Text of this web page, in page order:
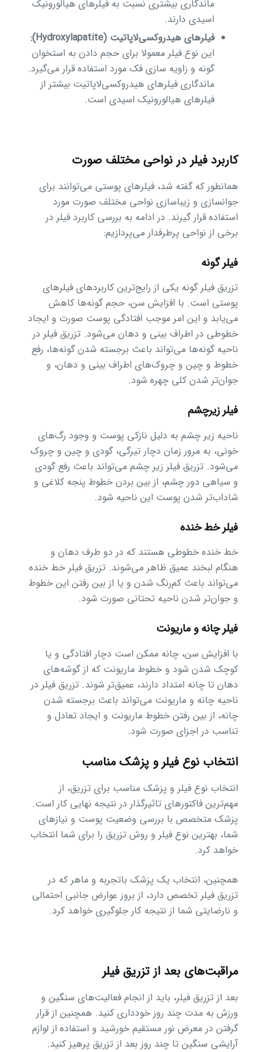
ماندگاری بیشتری نسبت به فیلرهای هیالورونیک
اسیدی دارند.
فیلرهای هیدروکسی‌لاپاتیت (Hydroxylapatite):
این نوع فیلر معمولا برای حجم دادن به استخوان
گونه و زاویه سازی فک مورد استفاده قرار می‌گیرد.
ماندگاری فیلرهای هیدروکسی‌لاپاتیت بیشتر از
فیلرهای هیالورونیک اسیدی است.
کاربرد فیلر در نواحی مختلف صورت
همانطور که گفته شد، فیلرهای پوستی می‌توانند برای
جوانسازی و زیباسازی نواحی مختلف صورت مورد
استفاده قرار گیرند. در ادامه به بررسی کاربرد فیلر در
برخی از نواحی پرطرفدار می‌پردازیم:
فیلر گونه
تزریق فیلر گونه یکی از رایج‌ترین کاربردهای فیلرهای
پوستی است. با افزایش سن، حجم گونه‌ها کاهش
می‌یابد و این امر موجب افتادگی پوست صورت و ایجاد
خطوطی در اطراف بینی و دهان می‌شود. تزریق فیلر در
ناحیه گونه‌ها می‌تواند باعث برجسته شدن گونه‌ها، رفع
خطوط و چین و چروک‌های اطراف بینی و دهان، و
جوان‌تر شدن کلی چهره شود.
️فیلر زیرچشم
ناحیه زیر چشم به دلیل نازکی پوست و وجود رگ‌های
خونی، به مرور زمان دچار تیرگی، گودی و چین و چروک
می‌شود. تزریق فیلر زیر چشم می‌تواند باعث رفع گودی
و سیاهی دور چشم، از بین بردن خطوط پنجه کلاغی و
شاداب‌تر شدن پوست این ناحیه شود.
فیلر خط خنده
خط خنده خطوطی هستند که در دو طرف دهان و
هنگام لبخند عمیق ظاهر می‌شوند. تزریق فیلر خط خنده
می‌تواند باعث کم‌رنگ شدن و یا از بین رفتن این خطوط
و جوان‌تر شدن ناحیه تحتانی صورت شود.
فیلر چانه و ماریونت
با افزایش سن، چانه ممکن است دچار افتادگی و یا
کوچک شدن شود و خطوط ماریونت که از گوشه‌های
دهان تا چانه امتداد دارند، عمیق‌تر شوند. تزریق فیلر در
ناحیه چانه و ماریونت می‌تواند باعث برجسته شدن
چانه، از بین رفتن خطوط ماریونت و ایجاد تعادل و
تناسب در اجزای صورت شود.
انتخاب نوع فیلر و پزشک مناسب
انتخاب نوع فیلر و پزشک مناسب برای تزریق، از
مهم‌ترین فاکتورهای تاثیرگذار در نتیجه نهایی کار است.
پزشک متخصص با بررسی وضعیت پوست و نیازهای
شما، بهترین نوع فیلر و روش تزریق را برای شما انتخاب
خواهد کرد.
همچنین، انتخاب یک پزشک باتجربه و ماهر که در
تزریق فیلر تخصص دارد، از بروز عوارض جانبی احتمالی
و نارضایتی شما از نتیجه کار جلوگیری خواهد کرد.
مراقبت‌های بعد از تزریق فیلر
بعد از تزریق فیلر، باید از انجام فعالیت‌های سنگین و
ورزش به مدت چند روز خودداری کنید. همچنین از قرار
گرفتن در معرض نور مستقیم خورشید و استفاده از لوازم
آرایشی سنگین تا چند روز بعد از تزریق پرهیز کنید.